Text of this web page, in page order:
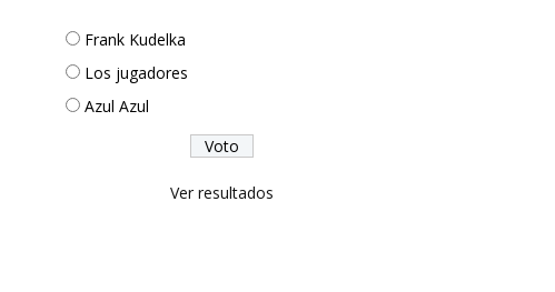
Frank Kudelka
Los jugadores
Azul Azul
Ver resultados